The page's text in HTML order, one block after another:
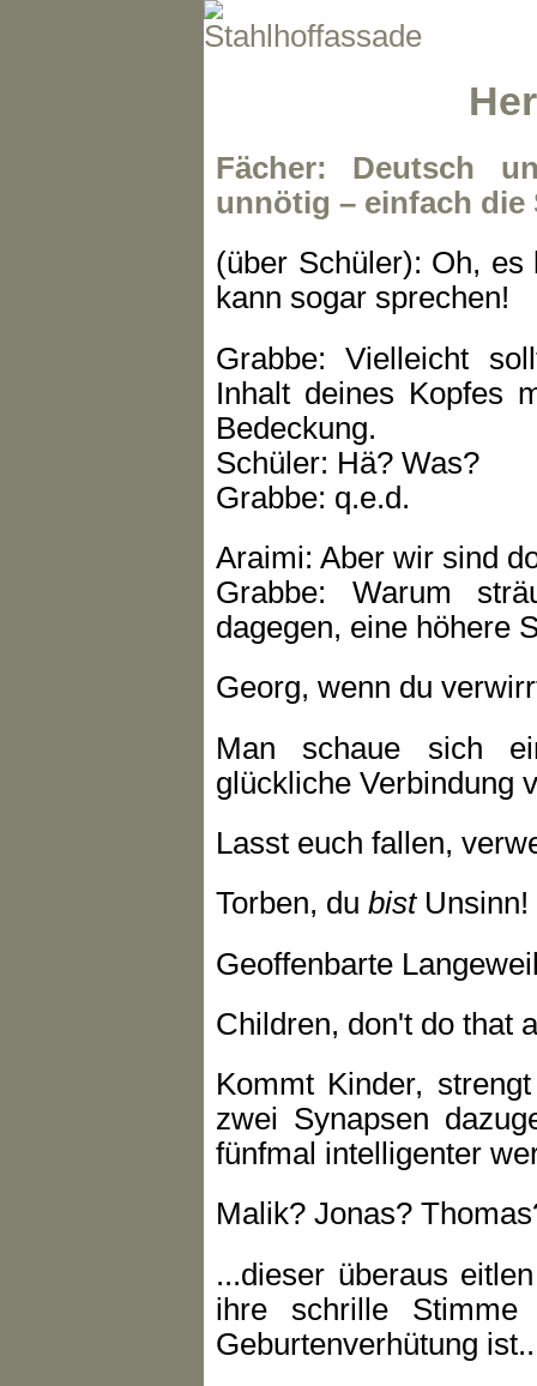
Fächer: Deutsch
unnötig – einfach die
(über Schüler): Oh, es
kann sogar sprechen!
Grabbe: Vielleicht
Inhalt deines Kopfes
Bedeckung.
Schüler: Hä? Was?
Grabbe: q.e.d.
Araimi: Aber wir sind
Grabbe: Warum
dagegen, eine höhere
Georg, wenn du
Man schaue sich
glückliche Verbindung
Lasst euch fallen,
Torben, du bistUnsinn!
Geoffenbarte
Children, don't do that
Kommt Kinder,
zwei Synapsen
fünfmal intelligenter
Malik? Jonas?
...dieser überaus
ihre schrille
Geburtenverhütung